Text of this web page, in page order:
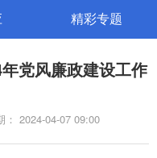
精彩专题
党风廉政建设工作
： 2024-04-07 09:00